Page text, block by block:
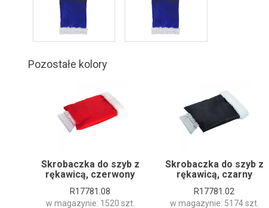
Pozostałe kolory
Skrobaczka do szyb z
rękawicą, czerwony
R17781.08
w magazynie: 1520 szt.
Skrobaczka do szyb z
rękawicą, czarny
R17781.02
w magazynie: 5174 szt.